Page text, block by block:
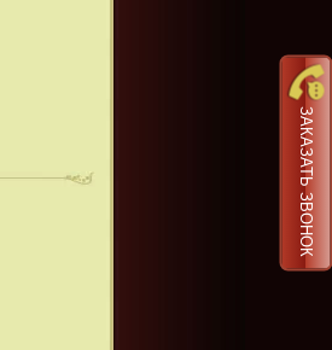
ЗАКАЗАТЬ ЗВОНОК